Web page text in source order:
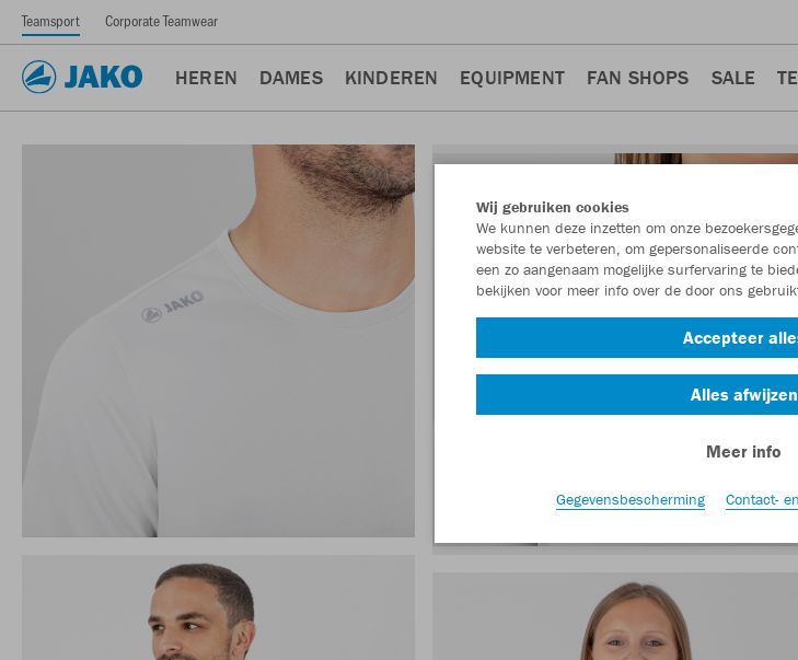
Teamsport Corporate Teamwear
HEREN DAMES KINDEREN EQUIPMENT FAN SHOPS SALE
Wij gebruiken cookies
We kunnen deze inzetten om onze
website te verbeteren, om gepersonaliseerde
een zo aangenaam mogelijke surfervaring te
bekijken voor meer info over de door ons
Accepteer
Alles afwijzen
Meer info
Gegevensbescherming Contact-